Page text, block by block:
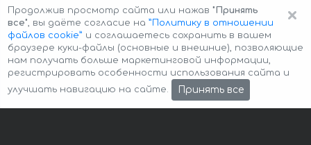
Авторские права © 2026 Авто-Аренда Cookie Policy
×
Продолжив просмотр сайта или нажав "Принять
все", вы даёте согласие на ”Политику в отношении
файлов cookie” и соглашаетесь сохранить в вашем
браузере куки-файлы (основные и внешние), позволяющие
нам получать больше маркетинговой информации,
регистрировать особенности использования сайта и
улучшать навигацию на сайте.
Принять все